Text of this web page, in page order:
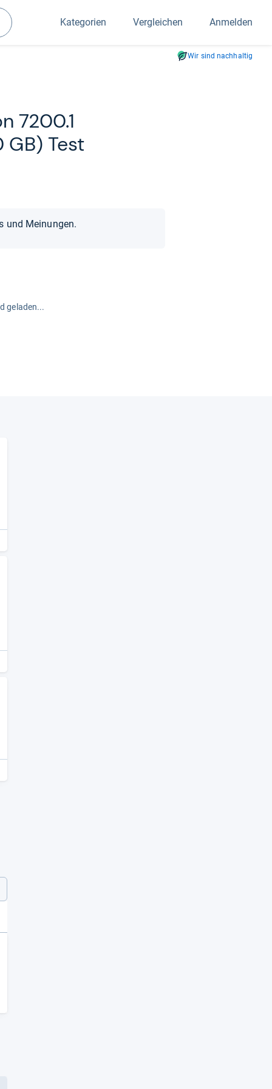
Suchen
Kategorien Vergleichen Anmelden
Wir sind nachhaltig
7200.1
Test
und Meinungen.
geladen...